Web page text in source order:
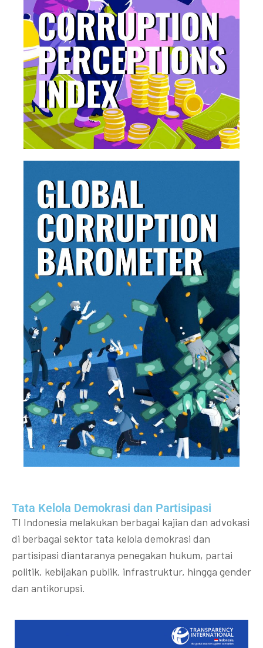
Tata Kelola Demokrasi dan Partisipasi​
TI Indonesia melakukan berbagai kajian dan advokasi
di berbagai sektor tata kelola demokrasi dan
partisipasi diantaranya penegakan hukum, partai
politik, kebijakan publik, infrastruktur, hingga gender
dan antikorupsi.